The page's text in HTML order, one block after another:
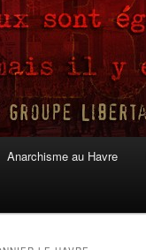
Anarchisme au Havre